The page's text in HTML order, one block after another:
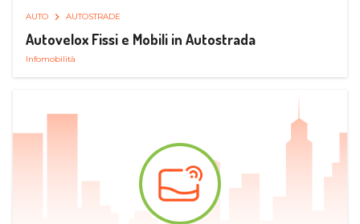
AUTO AUTOSTRADE
Autovelox Fissi e Mobili in Autostrada
Infomobilità